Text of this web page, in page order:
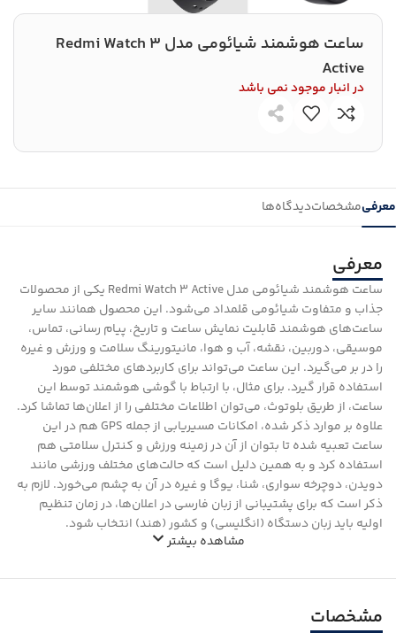
ساعت هوشمند شیائومی مدل Redmi Watch 3
Active
در انبار موجود نمی باشد
معرفیمشخصاتدیدگاه‌ها
معرفی
ساعت هوشمند شیائومی مدل Redmi Watch 3 Active یکی از محصولات
جذاب و متفاوت شیائومی قلمداد می‌شود. این محصول همانند سایر
ساعت‌های هوشمند قابلیت نمایش ساعت و تاریخ، پیام رسانی، تماس،
موسیقی، دوربین، نقشه، آب و هوا، مانیتورینگ سلامت و ورزش و غیره
را در بر می‌گیرد. این ساعت می‌تواند برای کاربردهای مختلفی مورد
استفاده قرار گیرد. برای مثال، با ارتباط با گوشی هوشمند توسط این
ساعت، از طریق بلوتوث، می‌توان اطلاعات مختلفی را از اعلان‌ها تماشا کرد.
علاوه بر موارد ذکر شده، امکانات مسیریابی از جمله GPS هم در این
ساعت تعبیه شده تا بتوان از آن در زمینه ورزش و کنترل سلامتی هم
استفاده کرد و به همین دلیل است که حالت‌های مختلف ورزشی مانند
دویدن، دوچرخه سواری، شنا، یوگا و غیره در آن به چشم می‌خورد. لازم به
ذکر است که برای پشتیبانی از زبان فارسی در اعلان‌ها، در زمان تنظیم
اولیه باید زبان دستگاه (انگلیسی) و کشور (هند) انتخاب شود.
مشاهده بیشتر
مشخصات